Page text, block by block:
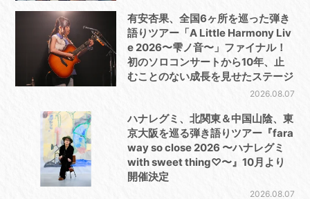
有安杏果、全国6ヶ所を巡った弾き
語りツアー「A Little Harmony Liv
e 2026〜雫ノ音〜」ファイナル！
初のソロコンサートから10年、止
むことのない成長を見せたステージ
2026.08.07
ハナレグミ、北関東＆中国山陰、東
京大阪を巡る弾き語りツアー『fara
way so close 2026 〜ハナレグミ
with sweet thing♡〜』10月より
開催決定
2026.08.07